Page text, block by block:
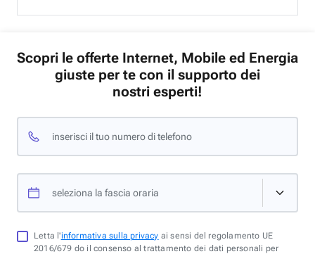
Scopri le offerte Internet, Mobile ed Energia
giuste per te con il supporto dei
nostri esperti!
inserisci il tuo numero di telefono
seleziona la fascia oraria
Letta l'informativa sulla privacy ai sensi del regolamento UE
2016/679 do il consenso al trattamento dei dati personali per